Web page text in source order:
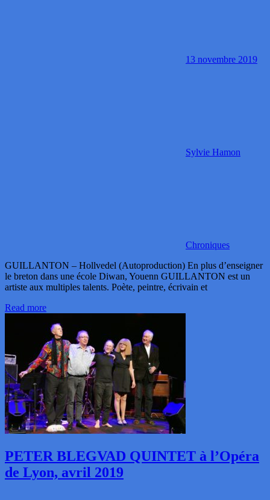
13 novembre 2019
Sylvie Hamon
Chroniques
GUILLANTON – Hollvedel (Autoproduction) En plus d’enseigner
le breton dans une école Diwan, Youenn GUILLANTON est un
artiste aux multiples talents. Poète, peintre, écrivain et
Read more
PETER BLEGVAD QUINTET à l’Opéra
de Lyon, avril 2019